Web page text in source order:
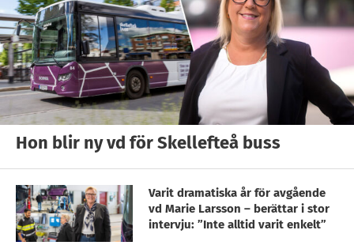
Hon blir ny vd för Skellefteå buss
Varit dramatiska år för avgående
vd Marie Larsson – berättar i stor
intervju: ”Inte alltid varit enkelt”